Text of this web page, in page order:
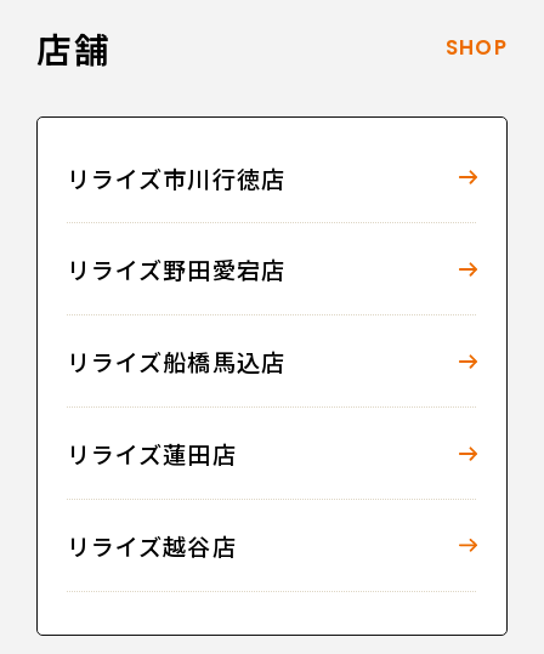
店舗 SHOP
リライズ市川行徳店
リライズ野田愛宕店
リライズ船橋馬込店
リライズ蓮田店
リライズ越谷店